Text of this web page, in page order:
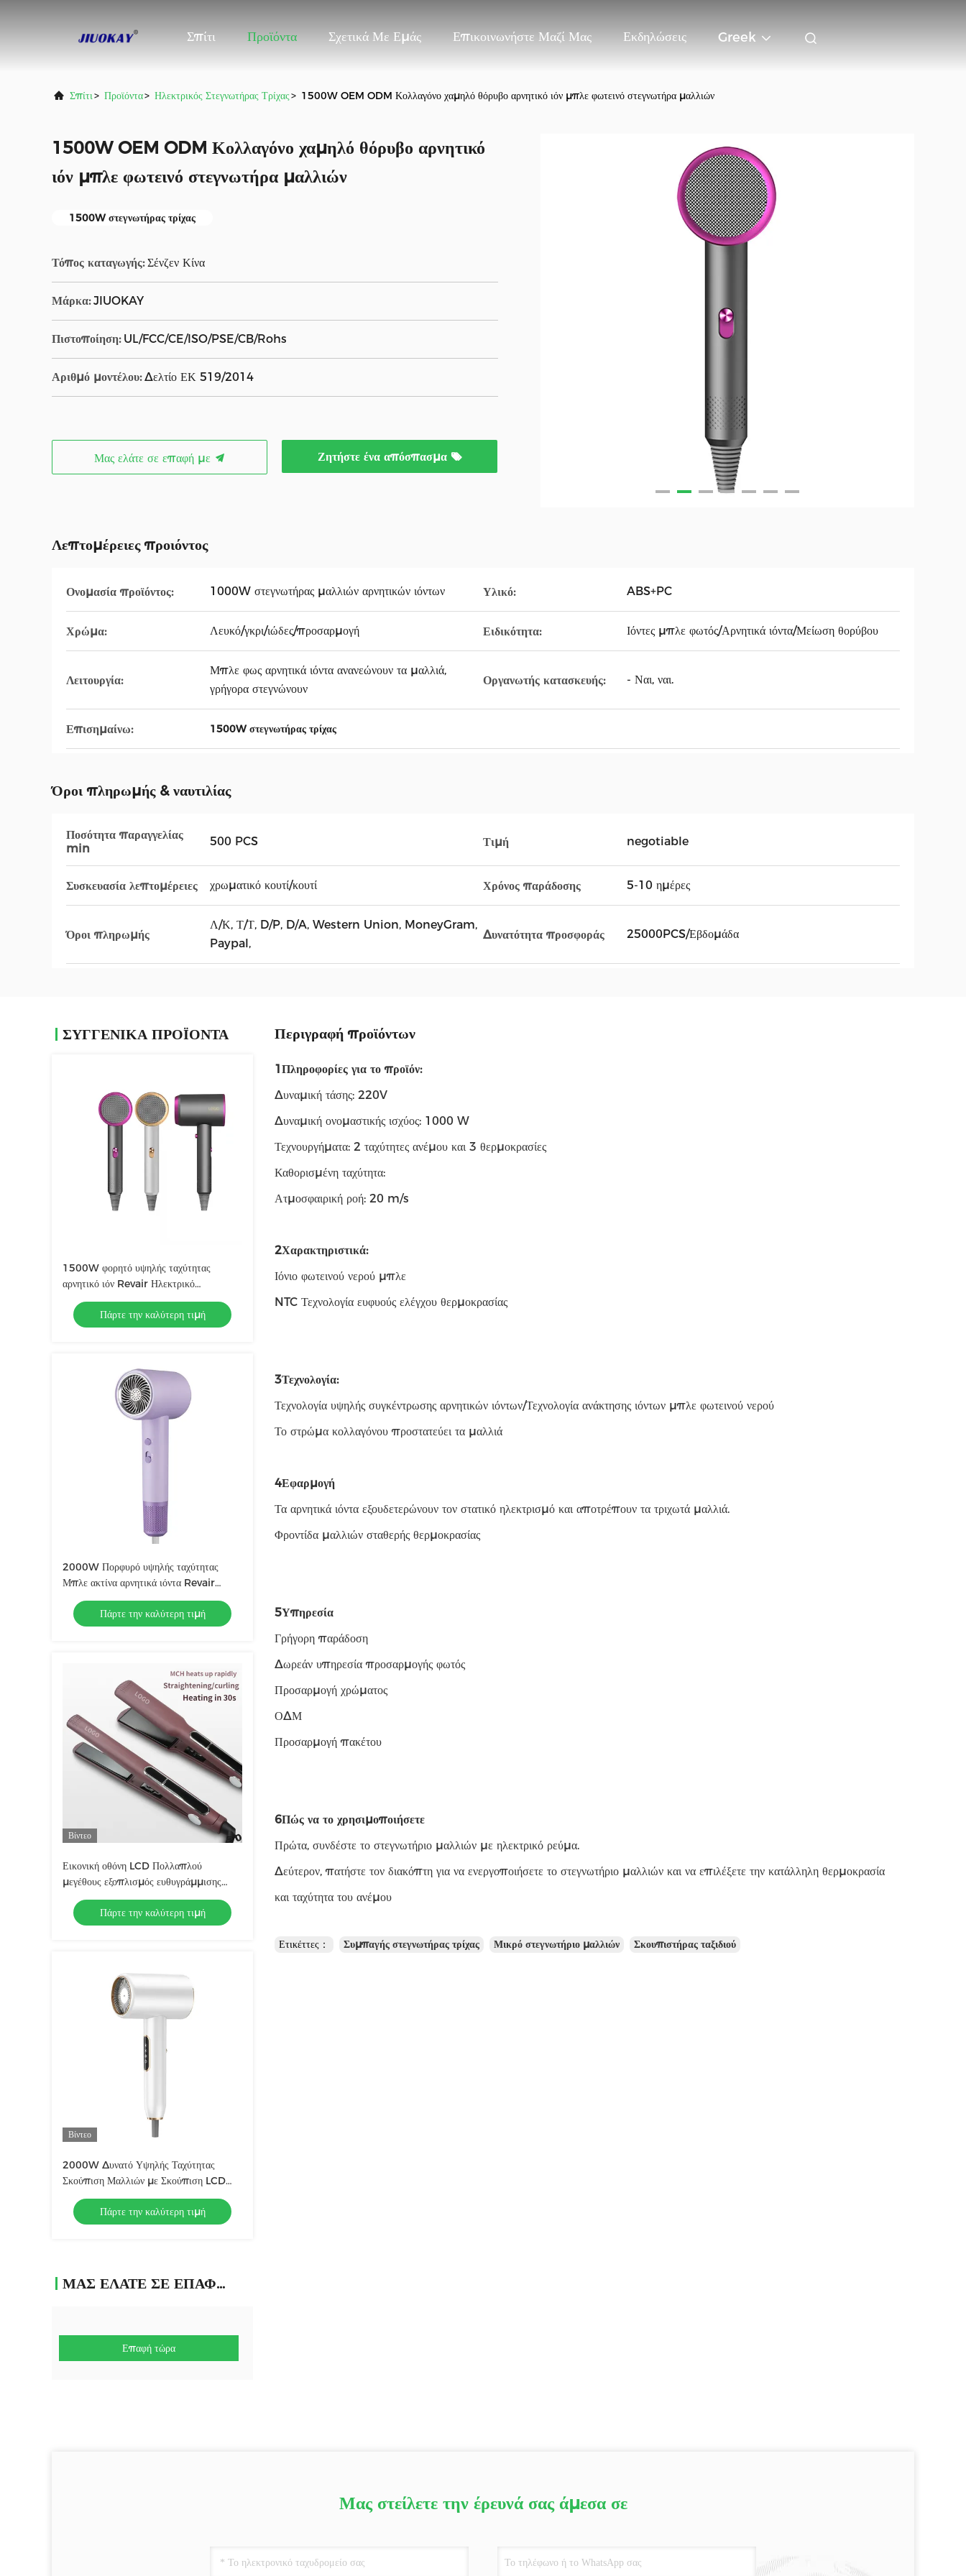
Σπίτι Προϊόντα Σχετικά Με Εμάς Επικοινωνήστε Μαζί Μας Εκδηλώσεις Greek
Σπίτι> Προϊόντα> Ηλεκτρικός Στεγνωτήρας Τρίχας> 1500W OEM ODM Κολλαγόνο χαμηλό θόρυβο αρνητικό ιόν μπλε φωτεινό στεγνωτήρα μαλλιών
1500W OEM ODM Κολλαγόνο χαμηλό θόρυβο αρνητικό
ιόν μπλε φωτεινό στεγνωτήρα μαλλιών
1500W στεγνωτήρας τρίχας
Τόπος καταγωγής: Σένζεν Κίνα
Μάρκα: JIUOKAY
Πιστοποίηση: UL/FCC/CE/ISO/PSE/CB/Rohs
Αριθμό μοντέλου: Δελτίο ΕΚ 519/2014
Μας ελάτε σε επαφή με Ζητήστε ένα απόσπασμα
Λεπτομέρειες προιόντος
Ονομασία προϊόντος: 1000W στεγνωτήρας μαλλιών αρνητικών ιόντων Υλικό: ABS+PC
Χρώμα: Λευκό/γκρι/ιώδες/προσαρμογή Ειδικότητα: Ιόντες μπλε φωτός/Αρνητικά ιόντα/Μείωση θορύβου
Λειτουργία:
Μπλε φως αρνητικά ιόντα ανανεώνουν τα μαλλιά,
γρήγορα στεγνώνουν
Οργανωτής κατασκευής: - Ναι, ναι.
Επισημαίνω: 1500W στεγνωτήρας τρίχας
Όροι πληρωμής & ναυτιλίας
Ποσότητα παραγγελίας
min
500 PCS Τιμή negotiable
Συσκευασία λεπτομέρειες χρωματικό κουτί/κουτί Χρόνος παράδοσης 5-10 ημέρες
Όροι πληρωμής
Λ/Κ, Τ/Τ, D/P, D/A, Western Union, MoneyGram,
Paypal,
Δυνατότητα προσφοράς 25000PCS/Εβδομάδα
ΣΥΓΓΕΝΙΚΆ ΠΡΟΪΌΝΤΑ
1500W φορητό υψηλής ταχύτητας
αρνητικό ιόν Revair Ηλεκτρικό
στεγνωτήρα μαλλιών για το σπίτι
ασύρματος επαγγελματίας
Πάρτε την καλύτερη τιμή
2000W Πορφυρό υψηλής ταχύτητας
Μπλε ακτίνα αρνητικά ιόντα Revair
στεγνωτήρα μαλλιών θερμοκρασία
ρυθμιζόμενη για οικιακή χρήση
Πάρτε την καλύτερη τιμή
Βίντεο
Εικονική οθόνη LCD Πολλαπλού
μεγέθους εξοπλισμός ευθυγράμμισης
μαλλιών με έλεγχο αφής και τεχνολογία
θέρμανσης MCH
Πάρτε την καλύτερη τιμή
Βίντεο
2000W Δυνατό Υψηλής Ταχύτητας
Σκούπιση Μαλλιών με Σκούπιση LCD
υγρού κρύσταλλου Δείκτη αρνητικών
ιόντων Σκούπιση μαλλιών σαλόνι
Πάρτε την καλύτερη τιμή
ΜΑΣ ΕΛΆΤΕ ΣΕ ΕΠΑΦΉ ΜΕ
Επαφή τώρα
Περιγραφή προϊόντων
1Πληροφορίες για το προϊόν:
Δυναμική τάσης: 220V
Δυναμική ονομαστικής ισχύος: 1000 W
Τεχνουργήματα: 2 ταχύτητες ανέμου και 3 θερμοκρασίες
Καθορισμένη ταχύτητα:
Ατμοσφαιρική ροή: 20 m/s
2Χαρακτηριστικά:
Ιόνιο φωτεινού νερού μπλε
NTC Τεχνολογία ευφυούς ελέγχου θερμοκρασίας
3Τεχνολογία:
Τεχνολογία υψηλής συγκέντρωσης αρνητικών ιόντων/Τεχνολογία ανάκτησης ιόντων μπλε φωτεινού νερού
Το στρώμα κολλαγόνου προστατεύει τα μαλλιά
4Εφαρμογή
Τα αρνητικά ιόντα εξουδετερώνουν τον στατικό ηλεκτρισμό και αποτρέπουν τα τριχωτά μαλλιά.
Φροντίδα μαλλιών σταθερής θερμοκρασίας
5Υπηρεσία
Γρήγορη παράδοση
Δωρεάν υπηρεσία προσαρμογής φωτός
Προσαρμογή χρώματος
ΟΔΜ
Προσαρμογή πακέτου
6Πώς να το χρησιμοποιήσετε
Πρώτα, συνδέστε το στεγνωτήριο μαλλιών με ηλεκτρικό ρεύμα.
Δεύτερον, πατήστε τον διακόπτη για να ενεργοποιήσετε το στεγνωτήριο μαλλιών και να επιλέξετε την κατάλληλη θερμοκρασία
και ταχύτητα του ανέμου
Ετικέττες： Συμπαγής στεγνωτήρας τρίχας Μικρό στεγνωτήριο μαλλιών Σκουπιστήρας ταξιδιού
Μας στείλετε την έρευνά σας άμεσα σε